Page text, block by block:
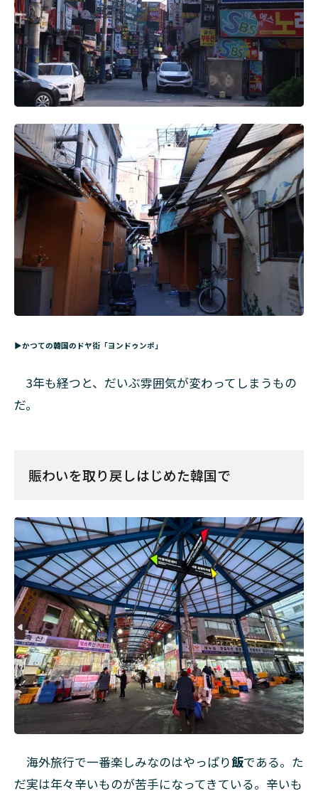
▶かつての韓国のドヤ街「ヨンドゥンポ」
3年も経つと、だいぶ雰囲気が変わってしまうもの
だ。
賑わいを取り戻しはじめた韓国で
海外旅行で一番楽しみなのはやっぱり飯である。た
だ実は年々辛いものが苦手になってきている。辛いも